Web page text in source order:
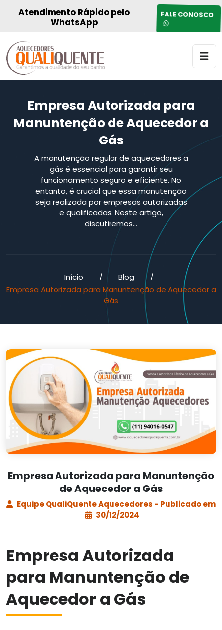
Atendimento Rápido pelo
WhatsApp
FALE CONOSCO
Empresa Autorizada para
Manuntenção de Aquecedor a
Gás
A manutenção regular de aquecedores a
gás é essencial para garantir seu
funcionamento seguro e eficiente. No
entanto, é crucial que essa manutenção
seja realizada por empresas autorizadas
e qualificadas. Neste artigo,
discutiremos…
Início / Blog
/
Empresa Autorizada para Manuntenção de Aquecedor a
Gás
Empresa Autorizada para Manuntenção
de Aquecedor a Gás
Equipe QualiQuente Aquecedores - Publicado em
30/12/2024
Empresa Autorizada
para Manuntenção de
Aquecedor a Gás